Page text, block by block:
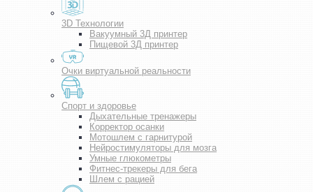
3D Технологии
Вакуумный 3Д принтер
Пищевой 3Д принтер
Очки виртуальной реальности
Спорт и здоровье
Дыхательные тренажеры
Корректор осанки
Мотошлем с гарнитурой
Нейростимуляторы для мозга
Умные глюкометры
Фитнес-трекеры для бега
Шлем с рацией